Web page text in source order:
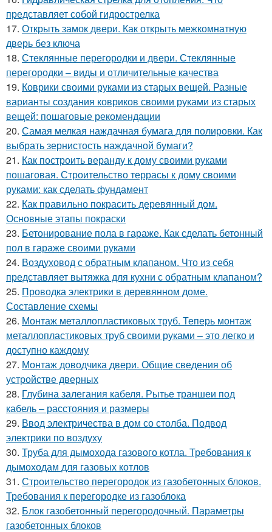
представляет собой гидрострелка
17. Открыть замок двери. Как открыть межкомнатную
дверь без ключа
18. Стеклянные перегородки и двери. Стеклянные
перегородки – виды и отличительные качества
19. Коврики своими руками из старых вещей. Разные
варианты создания ковриков своими руками из старых
вещей: пошаговые рекомендации
20. Самая мелкая наждачная бумага для полировки. Как
выбрать зернистость наждачной бумаги?
21. Как построить веранду к дому своими руками
пошаговая. Строительство террасы к дому своими
руками: как сделать фундамент
22. Как правильно покрасить деревянный дом.
Основные этапы покраски
23. Бетонирование пола в гараже. Как сделать бетонный
пол в гараже своими руками
24. Воздуховод с обратным клапаном. Что из себя
представляет вытяжка для кухни с обратным клапаном?
25. Проводка электрики в деревянном доме.
Составление схемы
26. Монтаж металлопластиковых труб. Теперь монтаж
металлопластиковых труб своими руками – это легко и
доступно каждому
27. Монтаж доводчика двери. Общие сведения об
устройстве дверных
28. Глубина залегания кабеля. Рытье траншеи под
кабель – расстояния и размеры
29. Ввод электричества в дом со столба. Подвод
электрики по воздуху
30. Труба для дымохода газового котла. Требования к
дымоходам для газовых котлов
31. Строительство перегородок из газобетонных блоков.
Требования к перегородке из газоблока
32. Блок газобетонный перегородочный. Параметры
газобетонных блоков